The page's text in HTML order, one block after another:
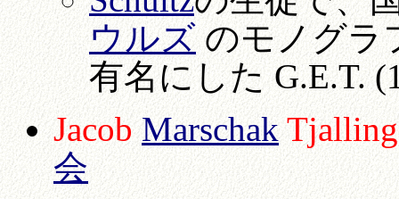
ウルズのモノグラ
有名にした G.E.T.
JacobMarschak
会